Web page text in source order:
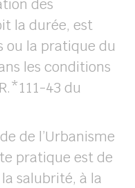
des
la durée, est
ou la pratique du
les conditions
43 du
de l’Urbanisme
pratique est de
salubrité, à la